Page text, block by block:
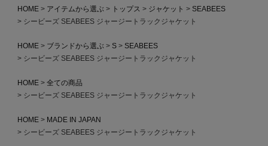
HOME アイテムから選ぶ トップス ジャケット
SEABEES
シービーズ SEABEES ジャージートラックジャケット
HOME ブランドから選ぶ S
SEABEES
シービーズ SEABEES ジャージートラックジャケット
HOME
全ての商品
シービーズ SEABEES ジャージートラックジャケット
HOME
MADE IN JAPAN
シービーズ SEABEES ジャージートラックジャケット